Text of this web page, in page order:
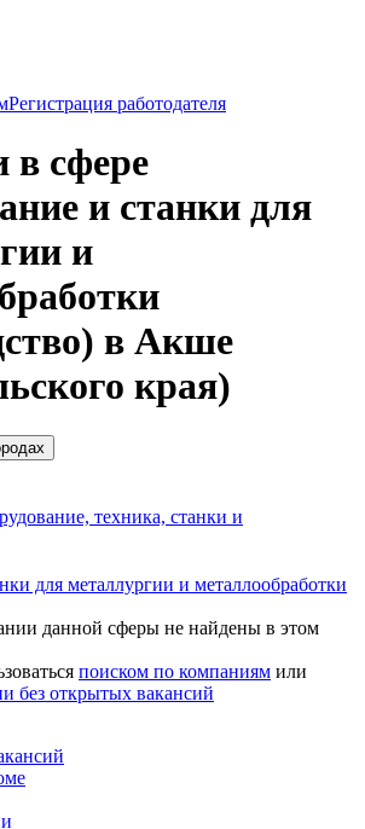
Регистрация работодателя
в сфере
и станки для
и
в Акше
края)
техника, станки и
для металлургии и металлообработки
данной сферы не найдены в этом
поиском по компаниям или
без открытых вакансий